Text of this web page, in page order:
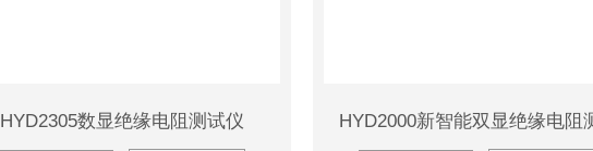
HYD2305数显绝缘电阻测试仪